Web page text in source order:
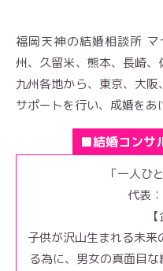
福岡天神の結婚相談所
州、久留米、熊本、長崎
九州各地から、東京、大
サポートを行い、成婚をあ
■結婚コンサ
「一人ひ
代表
【
子供が沢山生まれる未
る為に、男女の真面目な